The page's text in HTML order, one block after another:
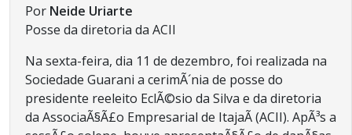
Por Neide Uriarte
Posse da diretoria da ACII
Na sexta-feira, dia 11 de dezembro, foi realizada na
Sociedade Guarani a cerimÃ´nia de posse do
presidente reeleito EclÃ©sio da Silva e da diretoria
da AssociaÃ§Ã£o Empresarial de ItajaÃ­ (ACII). ApÃ³s a